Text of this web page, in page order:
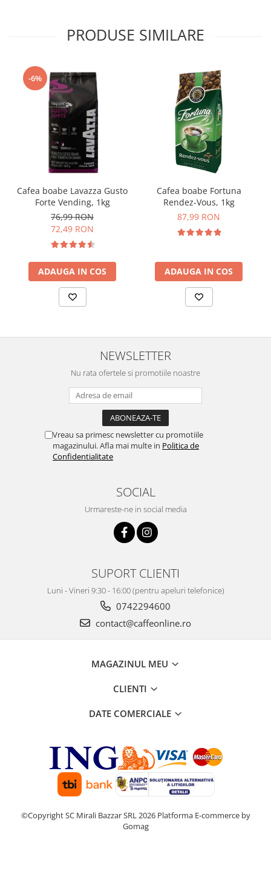
PRODUSE SIMILARE
-6%
Cafea boabe Lavazza Gusto
Forte Vending, 1kg
76,99 RON
72,49 RON
ADAUGA IN COS
Cafea boabe Fortuna
Rendez-Vous, 1kg
87,99 RON
ADAUGA IN COS
NEWSLETTER
Nu rata ofertele si promotiile noastre
Vreau sa primesc newsletter cu promotiile
magazinului. Afla mai multe in Politica de
Confidentialitate
SOCIAL
Urmareste-ne in social media
SUPORT CLIENTI
Luni - Vineri 9:30 - 16:00 (pentru apeluri telefonice)
0742294600
contact@caffeonline.ro
MAGAZINUL MEU
CLIENTI
DATE COMERCIALE
©Copyright SC Mirali Bazzar SRL 2026 Platforma E-commerce by
Gomag